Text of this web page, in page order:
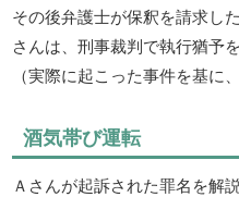
その後弁護士が保釈を請求し
さんは、刑事裁判で執行猶予
（実際に起こった事件を基に
酒気帯び運転
Ａさんが起訴された罪名を解説